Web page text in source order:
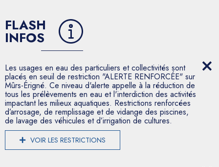
FLASH
INFOS
Les usages en eau des particuliers et collectivités sont
placés en seuil de restriction "ALERTE RENFORCÉE" sur
Mûrs-Érigné. Ce niveau d'alerte appelle à la réduction de
tous les prélèvements en eau et l'interdiction des activités
impactant les milieux aquatiques. Restrictions renforcées
d’arrosage, de remplissage et de vidange des piscines,
de lavage des véhicules et d’irrigation de cultures.
VOIR LES RESTRICTIONS